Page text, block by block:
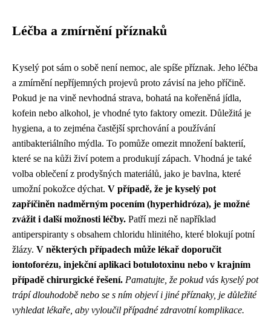
Léčba a zmírnění příznaků
Kyselý pot sám o sobě není nemoc, ale spíše příznak. Jeho léčba
a zmírnění nepříjemných projevů proto závisí na jeho příčině.
Pokud je na vině nevhodná strava, bohatá na kořeněná jídla,
kofein nebo alkohol, je vhodné tyto faktory omezit. Důležitá je
hygiena, a to zejména častější sprchování a používání
antibakteriálního mýdla. To pomůže omezit množení bakterií,
které se na kůži živí potem a produkují zápach. Vhodná je také
volba oblečení z prodyšných materiálů, jako je bavlna, které
umožní pokožce dýchat. V případě, že je kyselý pot
zapříčiněn nadměrným pocením (hyperhidróza), je možné
zvážit i další možnosti léčby. Patří mezi ně například
antiperspiranty s obsahem chloridu hlinitého, které blokují potní
žlázy. V některých případech může lékař doporučit
iontoforézu, injekční aplikaci botulotoxinu nebo v krajním
případě chirurgické řešení. Pamatujte, že pokud vás kyselý pot
trápí dlouhodobě nebo se s ním objeví i jiné příznaky, je důležité
vyhledat lékaře, aby vyloučil případné zdravotní komplikace.